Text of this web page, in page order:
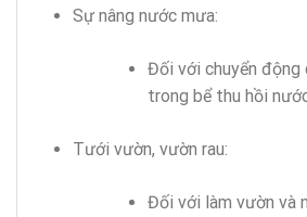
Sự nâng nước mưa:
Đối với chuyển động
trong bể thu hồi
Tưới vườn, vườn rau:
Đối với làm vườn và